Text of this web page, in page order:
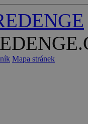
Mapa stránek